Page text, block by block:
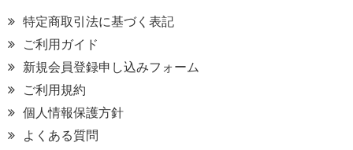
特定商取引法に基づく表記
ご利用ガイド
新規会員登録申し込みフォーム
ご利用規約
個人情報保護方針
よくある質問